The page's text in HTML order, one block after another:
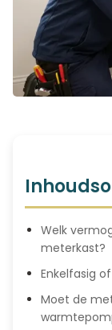
Welk
meterkast?
Enkelfasig
Moet de